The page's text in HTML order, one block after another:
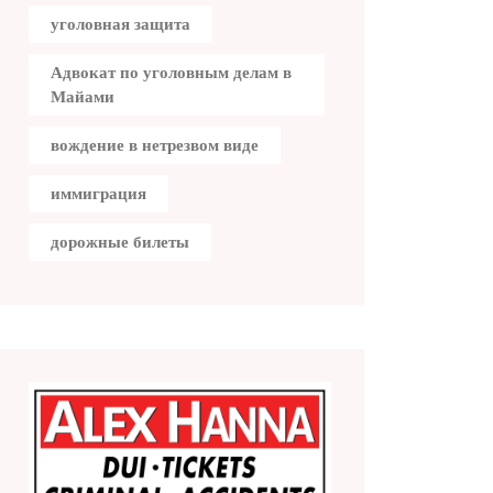
уголовная защита
Адвокат по уголовным делам в
Майами
вождение в нетрезвом виде
иммиграция
дорожные билеты